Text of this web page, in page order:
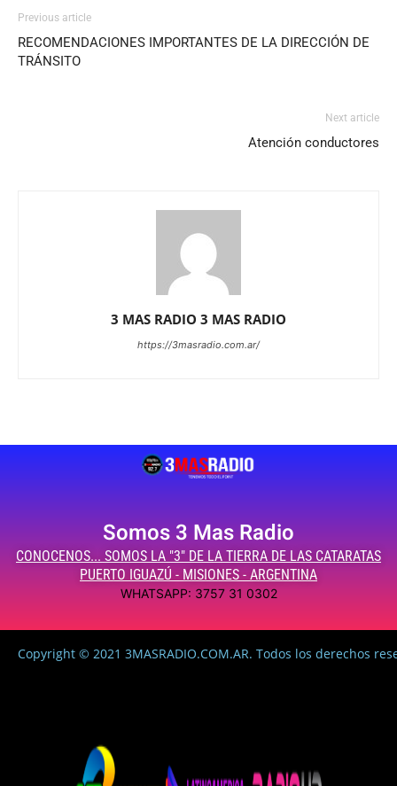
Previous article
RECOMENDACIONES IMPORTANTES DE LA DIRECCIÓN DE
TRÁNSITO
Next article
Atención conductores
3 MAS RADIO 3 MAS RADIO
https://3masradio.com.ar/
Somos 3 Mas Radio
CONOCENOS... SOMOS LA "3" DE LA TIERRA DE LAS CATARATAS
PUERTO IGUAZÚ - MISIONES - ARGENTINA
WHATSAPP: 3757 31 0302
Copyright © 2021 3MASRADIO.COM.AR. Todos los derechos